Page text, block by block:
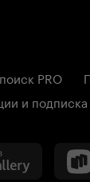
PRO
и подписка